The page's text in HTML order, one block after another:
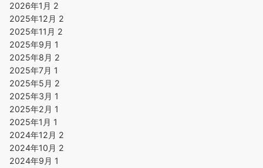
2026年1月 2
2025年12月 2
2025年11月 2
2025年9月 1
2025年8月 2
2025年7月 1
2025年5月 2
2025年3月 1
2025年2月 1
2025年1月 1
2024年12月 2
2024年10月 2
2024年9月 1